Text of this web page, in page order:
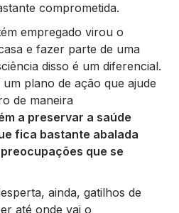
comprometida.
empregado virou o
e fazer parte de uma
disso é um diferencial.
plano de ação que ajude
de maneira
a preservar a saúde
fica bastante abalada
que se
ainda, gatilhos de
até onde vai o